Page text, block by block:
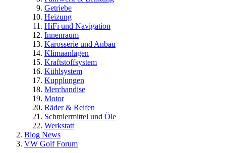
Getriebe
Heizung
HiFi und Navigation
Innenraum
Karosserie und Anbau
Klimaanlagen
Kraftstoffsystem
Kühlsystem
Kupplungen
Merchandise
Motor
Räder & Reifen
Schmiermittel und Öle
Werkstatt
Blog News
VW Golf Forum